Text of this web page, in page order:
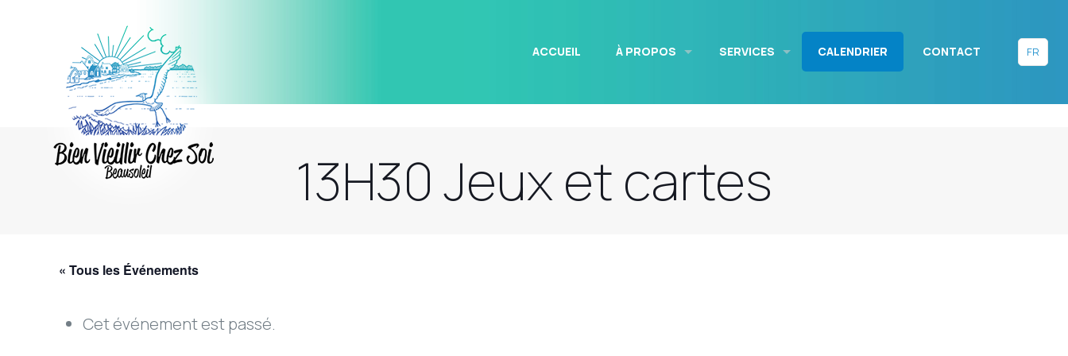
ACCUEIL À PROPOS SERVICES CALENDRIER CONTACT FR
13H30 Jeux et cartes
« Tous les Événements
Cet événement est passé.